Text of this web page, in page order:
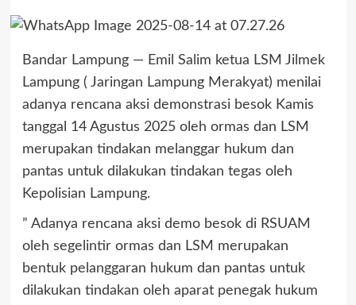
Bandar Lampung — Emil Salim ketua LSM Jilmek
Lampung ( Jaringan Lampung Merakyat) menilai
adanya rencana aksi demonstrasi besok Kamis
tanggal 14 Agustus 2025 oleh ormas dan LSM
merupakan tindakan melanggar hukum dan
pantas untuk dilakukan tindakan tegas oleh
Kepolisian Lampung.
” Adanya rencana aksi demo besok di RSUAM
oleh segelintir ormas dan LSM merupakan
bentuk pelanggaran hukum dan pantas untuk
dilakukan tindakan oleh aparat penegak hukum